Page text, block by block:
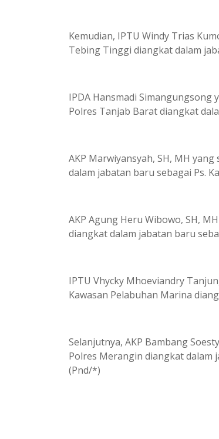
Kemudian, IPTU Windy Trias
Tebing Tinggi diangkat dalam
IPDA Hansmadi Simangungsong
Polres Tanjab Barat diangkat
AKP Marwiyansyah, SH, MH
dalam jabatan baru sebagai Ps.
AKP Agung Heru Wibowo, SH,
diangkat dalam jabatan baru
IPTU Vhycky Mhoeviandry
Kawasan Pelabuhan Marina
Selanjutnya, AKP Bambang
Polres Merangin diangkat dalam
(Pnd/*)